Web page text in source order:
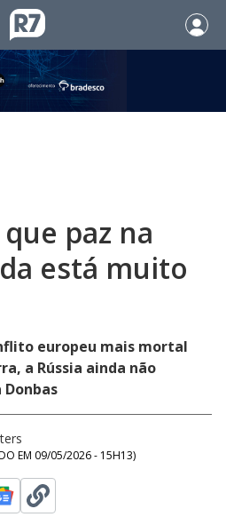
paz na
está muito
europeu mais mortal
a Rússia ainda não
EM 09/05/2026 - 15H13)